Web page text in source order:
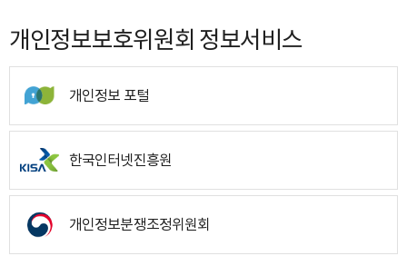
개인정보보호위원회 정보서비스
개인정보 포털
한국인터넷진흥원
개인정보분쟁조정위원회